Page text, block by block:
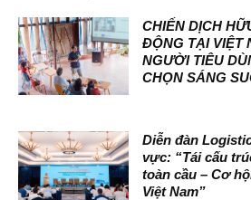
CHIẾN DỊCH
ĐỘNG TẠI VIỆT
NGƯỜI TIÊU
CHỌN SÁNG
Diễn đàn
vực: “Tái cấu
toàn cầu – Cơ
Việt Nam”